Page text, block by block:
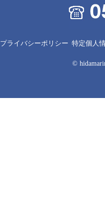
プライバシーポリシー 特定個人
©